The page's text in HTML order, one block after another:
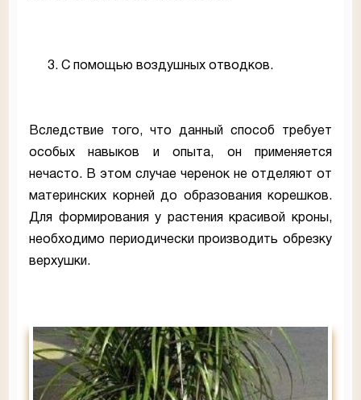
С помощью воздушных отводков.
Вследствие того, что данный способ требует
особых навыков и опыта, он применяется
нечасто. В этом случае черенок не отделяют от
материнских корней до образования корешков.
Для формирования у растения красивой кроны,
необходимо периодически производить обрезку
верхушки.